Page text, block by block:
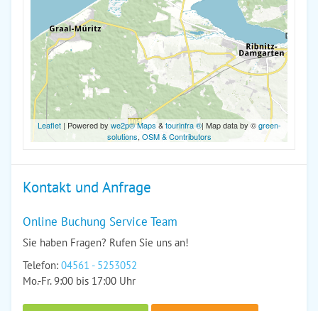
Leaflet| Powered by we2p® Maps &tourinfra ®| Map data by ©green-
solutions, OSM & Contributors
Kontakt und Anfrage
Online Buchung Service Team
Sie haben Fragen? Rufen Sie uns an!
Telefon: 04561 - 5253052
Mo.-Fr. 9:00 bis 17:00 Uhr